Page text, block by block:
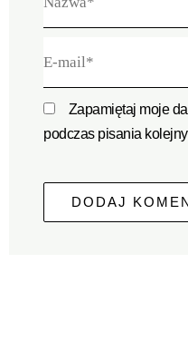
mail*
Zapamiętaj moje
podczas pisania